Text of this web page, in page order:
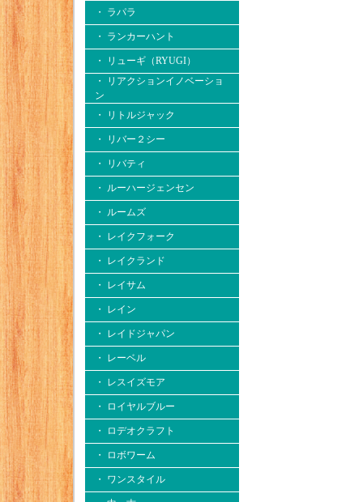
・ ラパラ
・ ランカーハント
・ リューギ（RYUGI）
・ リアクションイノベーショ
ン
・ リトルジャック
・ リバー２シー
・ リバティ
・ ルーハージェンセン
・ ルームズ
・ レイクフォーク
・ レイクランド
・ レイサム
・ レイン
・ レイドジャパン
・ レーベル
・ レスイズモア
・ ロイヤルブルー
・ ロデオクラフト
・ ロボワーム
・ ワンスタイル